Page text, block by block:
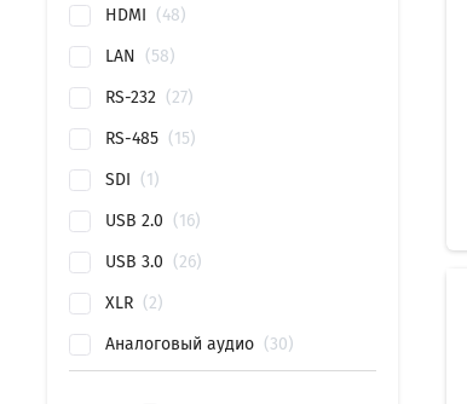
HDMI
48
LAN
58
RS-232
27
RS-485
15
SDI
1
USB 2.0
16
USB 3.0
26
XLR
2
Аналоговый аудио
30